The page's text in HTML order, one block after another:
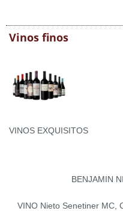
Vinos finos
VINOS EXQUISITOS
BENJAMIN
VINO Nieto Senetiner MC,